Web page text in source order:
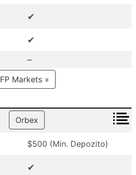
✔
✔
–
FP Markets »
Orbex
$500 (Min. Depozito)
✔